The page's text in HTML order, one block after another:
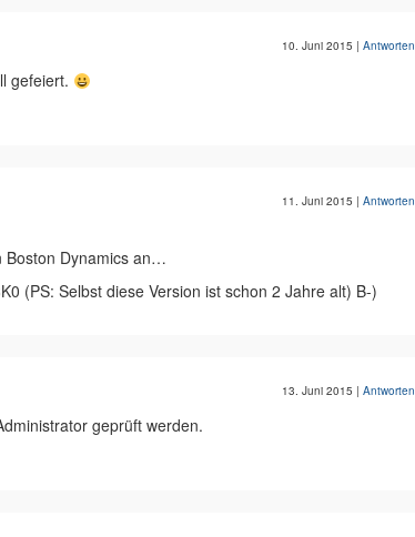
10. Juni 2015 | Antworten
gefeiert.
11. Juni 2015 | Antworten
Boston Dynamics an…
(PS: Selbst diese Version ist schon 2 Jahre alt) B-)
13. Juni 2015 | Antworten
geprüft werden.